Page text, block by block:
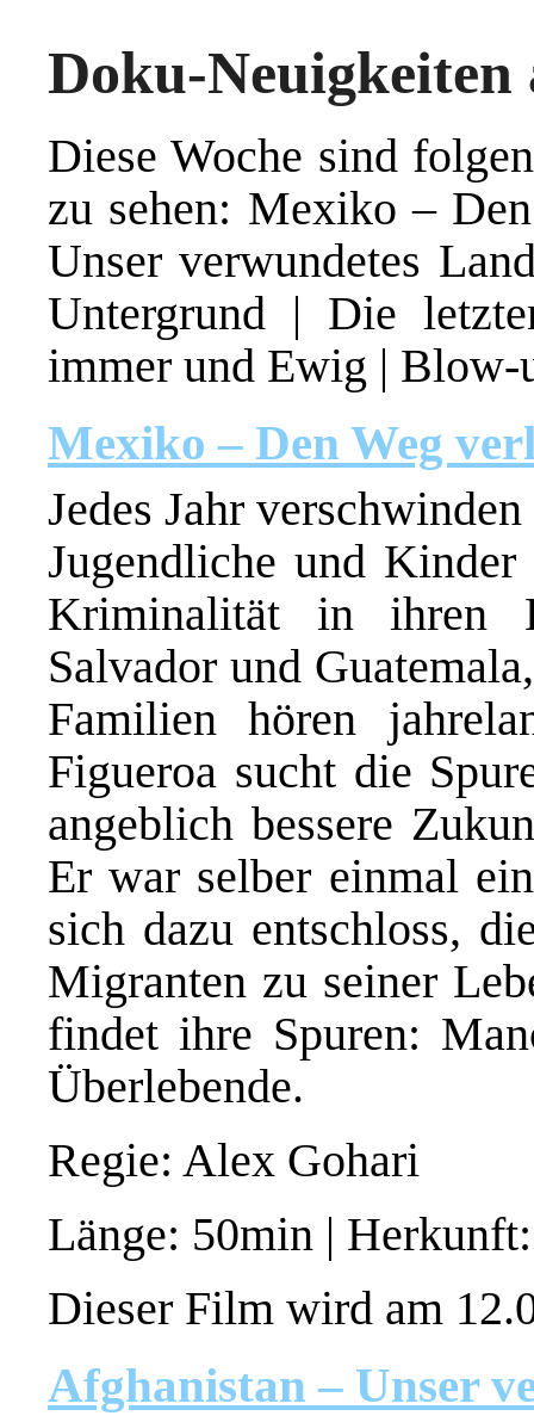
Doku-Neuigkeiten
Diese Woche sind
zu sehen: Mexiko –
Unser verwundetes
Untergrund | Die
immer und Ewig |
Mexiko – Den Weg
Jedes Jahr
Jugendliche und
Kriminalität in ihren
Salvador und
Familien hören
Figueroa sucht die
angeblich bessere
Er war selber einmal
sich dazu entschloss,
Migranten zu seiner
findet ihre Spuren:
Überlebende.
Regie: Alex Gohari
Länge: 50min |
Dieser Film wird am
Afghanistan – Unser